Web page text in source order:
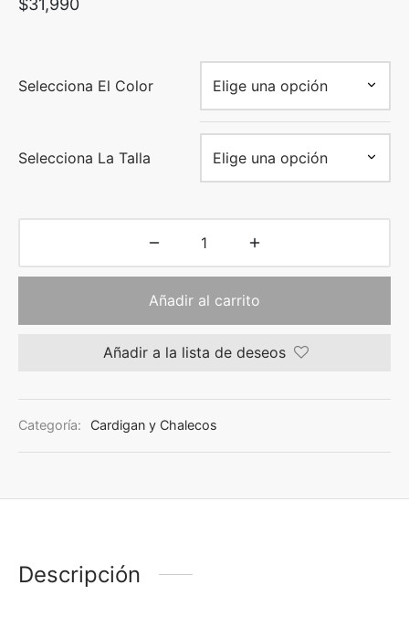
$31,990
Selecciona El Color
Selecciona La Talla
Añadir al carrito
Añadir a la lista de deseos
Categoría: Cardigan y Chalecos
Descripción